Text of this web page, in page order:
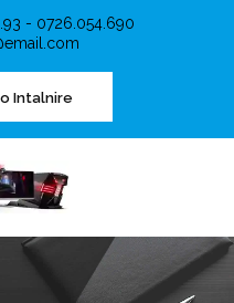
- 0726.054.690
Intalnire